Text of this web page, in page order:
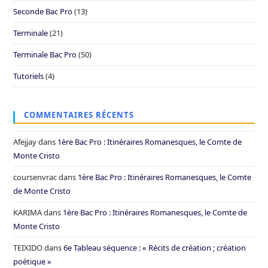
Seconde Bac Pro(13)
Terminale(21)
Terminale Bac Pro(50)
Tutoriels(4)
COMMENTAIRES RÉCENTS
Afejjaydans 1ère Bac Pro : Itinéraires Romanesques, le Comte de
Monte Cristo
coursenvracdans 1ère Bac Pro : Itinéraires Romanesques, le Comte
de Monte Cristo
KARIMAdans 1ère Bac Pro : Itinéraires Romanesques, le Comte de
Monte Cristo
TEIXIDOdans6e Tableau séquence : « Récits de création ; création
poétique »